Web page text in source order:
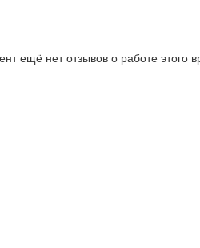
ещё нет отзывов о работе этого